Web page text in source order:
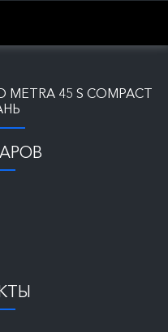
45 S COMPACT